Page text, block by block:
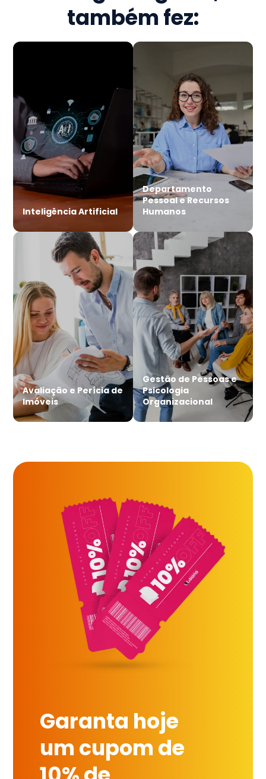
também fez:
Inteligência Artificial
Departamento
Pessoal e Recursos
Humanos
Avaliação e Perícia de
Imóveis
Gestão de Pessoas e
Psicologia
Organizacional
Garanta hoje
um cupom de